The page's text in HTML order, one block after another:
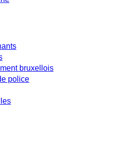
bruxellois
police